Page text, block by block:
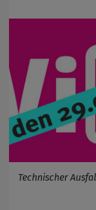
Technischer